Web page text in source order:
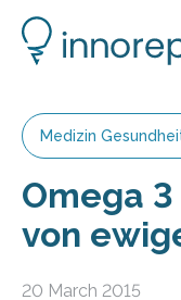
Medizin
Omega
von
20 March 2015